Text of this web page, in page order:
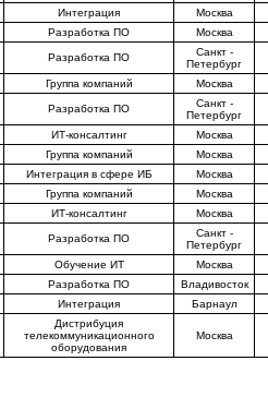
Интеграция
Москва
Разработка ПО Москва
Разработка ПО
Санкт -
Петербург
Группа компаний Москва
Разработка ПО
Санкт -
Петербург
ИТ-консалтинг
Москва
Группа компаний
Москва
Интеграция в сфере ИБ
Москва
Группа компаний
Москва
ИТ-консалтинг Москва
Разработка ПО
Санкт -
Петербург
Обучение ИТ
Москва
Разработка ПО
Владивосток
Интеграция Барнаул
Дистрибуция
телекоммуникационного
оборудования
Москва